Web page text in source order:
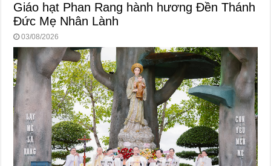
Giáo hạt Phan Rang hành hương Đền Thánh
Đức Mẹ Nhân Lành
03/08/2026